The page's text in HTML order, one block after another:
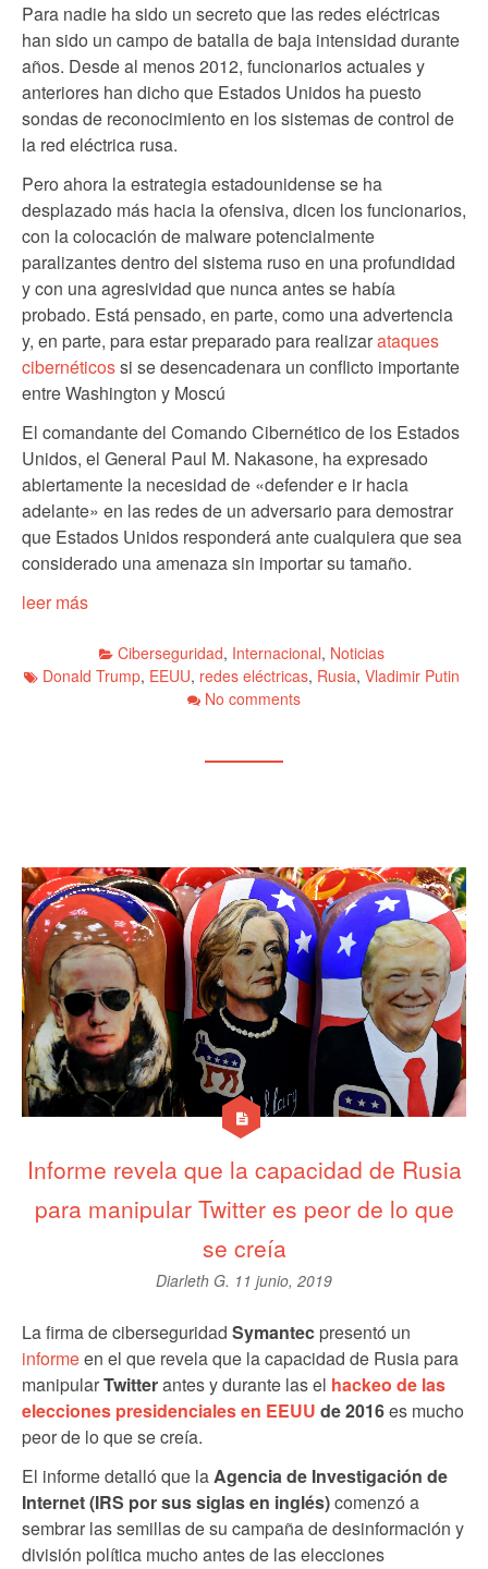
Para nadie ha sido un secreto que las redes eléctricas
han sido un campo de batalla de baja intensidad durante
años. Desde al menos 2012, funcionarios actuales y
anteriores han dicho que Estados Unidos ha puesto
sondas de reconocimiento en los sistemas de control de
la red eléctrica rusa.
Pero ahora la estrategia estadounidense se ha
desplazado más hacia la ofensiva, dicen los funcionarios,
con la colocación de malware potencialmente
paralizantes dentro del sistema ruso en una profundidad
y con una agresividad que nunca antes se había
probado. Está pensado, en parte, como una advertencia
y, en parte, para estar preparado para realizarataques
cibernéticossi se desencadenara un conflicto importante
entre Washington y Moscú
El comandante del Comando Cibernético de los Estados
Unidos, el General Paul M. Nakasone, ha expresado
abiertamente la necesidad de «defender e ir hacia
adelante» en las redes de un adversario para demostrar
que Estados Unidos responderá ante cualquiera que sea
considerado una amenaza sin importar su tamaño.
leer más
Ciberseguridad, Internacional, Noticias
Donald Trump, EEUU, redes eléctricas, Rusia, Vladimir Putin
No comments
Informe revela que la capacidad de Rusia
para manipular Twitter es peor de lo que
se creía
Diarleth G. 11 junio, 2019
La firma de ciberseguridad Symantec presentó un
informeen el que revela que la capacidad de Rusia para
manipularTwitterantes y durante las el hackeo de las
elecciones presidenciales en EEUU de 2016es mucho
peor de lo que se creía.
El informe detalló que laAgencia de Investigación de
Internet (IRS por sus siglas en inglés)comenzó a
sembrar las semillas de su campaña de desinformación y
división política mucho antes de las elecciones